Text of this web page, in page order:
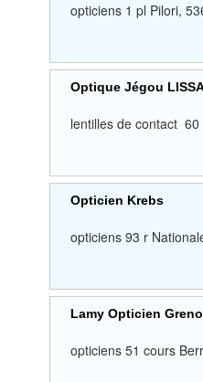
opticiens 1 pl Pilori,
Optique Jégou
lentilles de contact 60
Opticien Krebs
opticiens 93 r
Lamy Opticien
opticiens 51 cours